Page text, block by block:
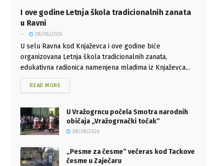
I ove godine Letnja škola tradicionalnih zanata
u Ravni
08/08/2026
U selu Ravna kod Knjaževca i ove godine biće
organizovana Letnja škola tradicionalnih zanata,
edukativna radionica namenjena mladima iz Knjaževca...
READ MORE
U Vražogrncu počela Smotra narodnih
običaja „Vražogrnački točak“
08/08/2026
„Pesme za česme“ večeras kod Tackove
česme u Zaječaru